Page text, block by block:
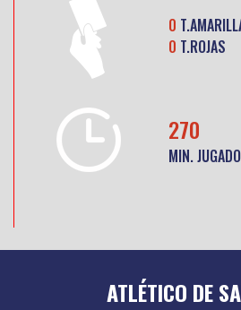
0
0 T.ROJAS
270
MIN.
ATLÉTICO DE